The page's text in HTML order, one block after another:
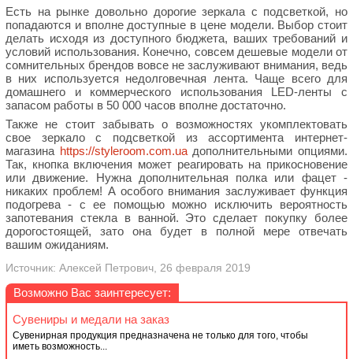
Есть на рынке довольно дорогие зеркала с подсветкой, но
попадаются и вполне доступные в цене модели. Выбор стоит
делать исходя из доступного бюджета, ваших требований и
условий использования. Конечно, совсем дешевые модели от
сомнительных брендов вовсе не заслуживают внимания, ведь
в них используется недолговечная лента. Чаще всего для
домашнего и коммерческого использования LED-ленты с
запасом работы в 50 000 часов вполне достаточно.
Также не стоит забывать о возможностях укомплектовать
свое зеркало с подсветкой из ассортимента интернет-
магазина https://styleroom.com.uaдополнительными опциями.
Так, кнопка включения может реагировать на прикосновение
или движение. Нужна дополнительная полка или фацет -
никаких проблем! А особого внимания заслуживает функция
подогрева - с ее помощью можно исключить вероятность
запотевания стекла в ванной. Это сделает покупку более
дорогостоящей, зато она будет в полной мере отвечать
вашим ожиданиям.
Источник: Алексей Петрович, 26 февраля 2019
Возможно Вас заинтересует:
Сувениры и медали на заказ
Сувенирная продукция предназначена не только для того, чтобы
иметь возможность...